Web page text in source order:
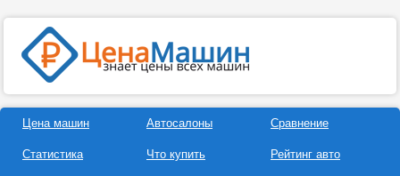
Цена машин
Статистика
Автосалоны
Что купить
Сравнение
Рейтинг авто